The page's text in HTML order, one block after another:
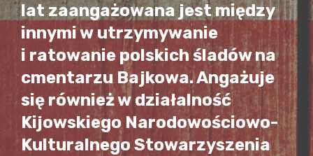
lat zaangażowana jest między
innymi w utrzymywanie
i ratowanie polskich śladów na
cmentarzu Bajkowa. Angażuje
się również w działalność
Kijowskiego Narodowościowo-
Kulturalnego Stowarzyszenia